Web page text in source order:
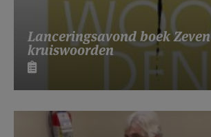
Lanceringsavond boek Zeven
kruiswoorden